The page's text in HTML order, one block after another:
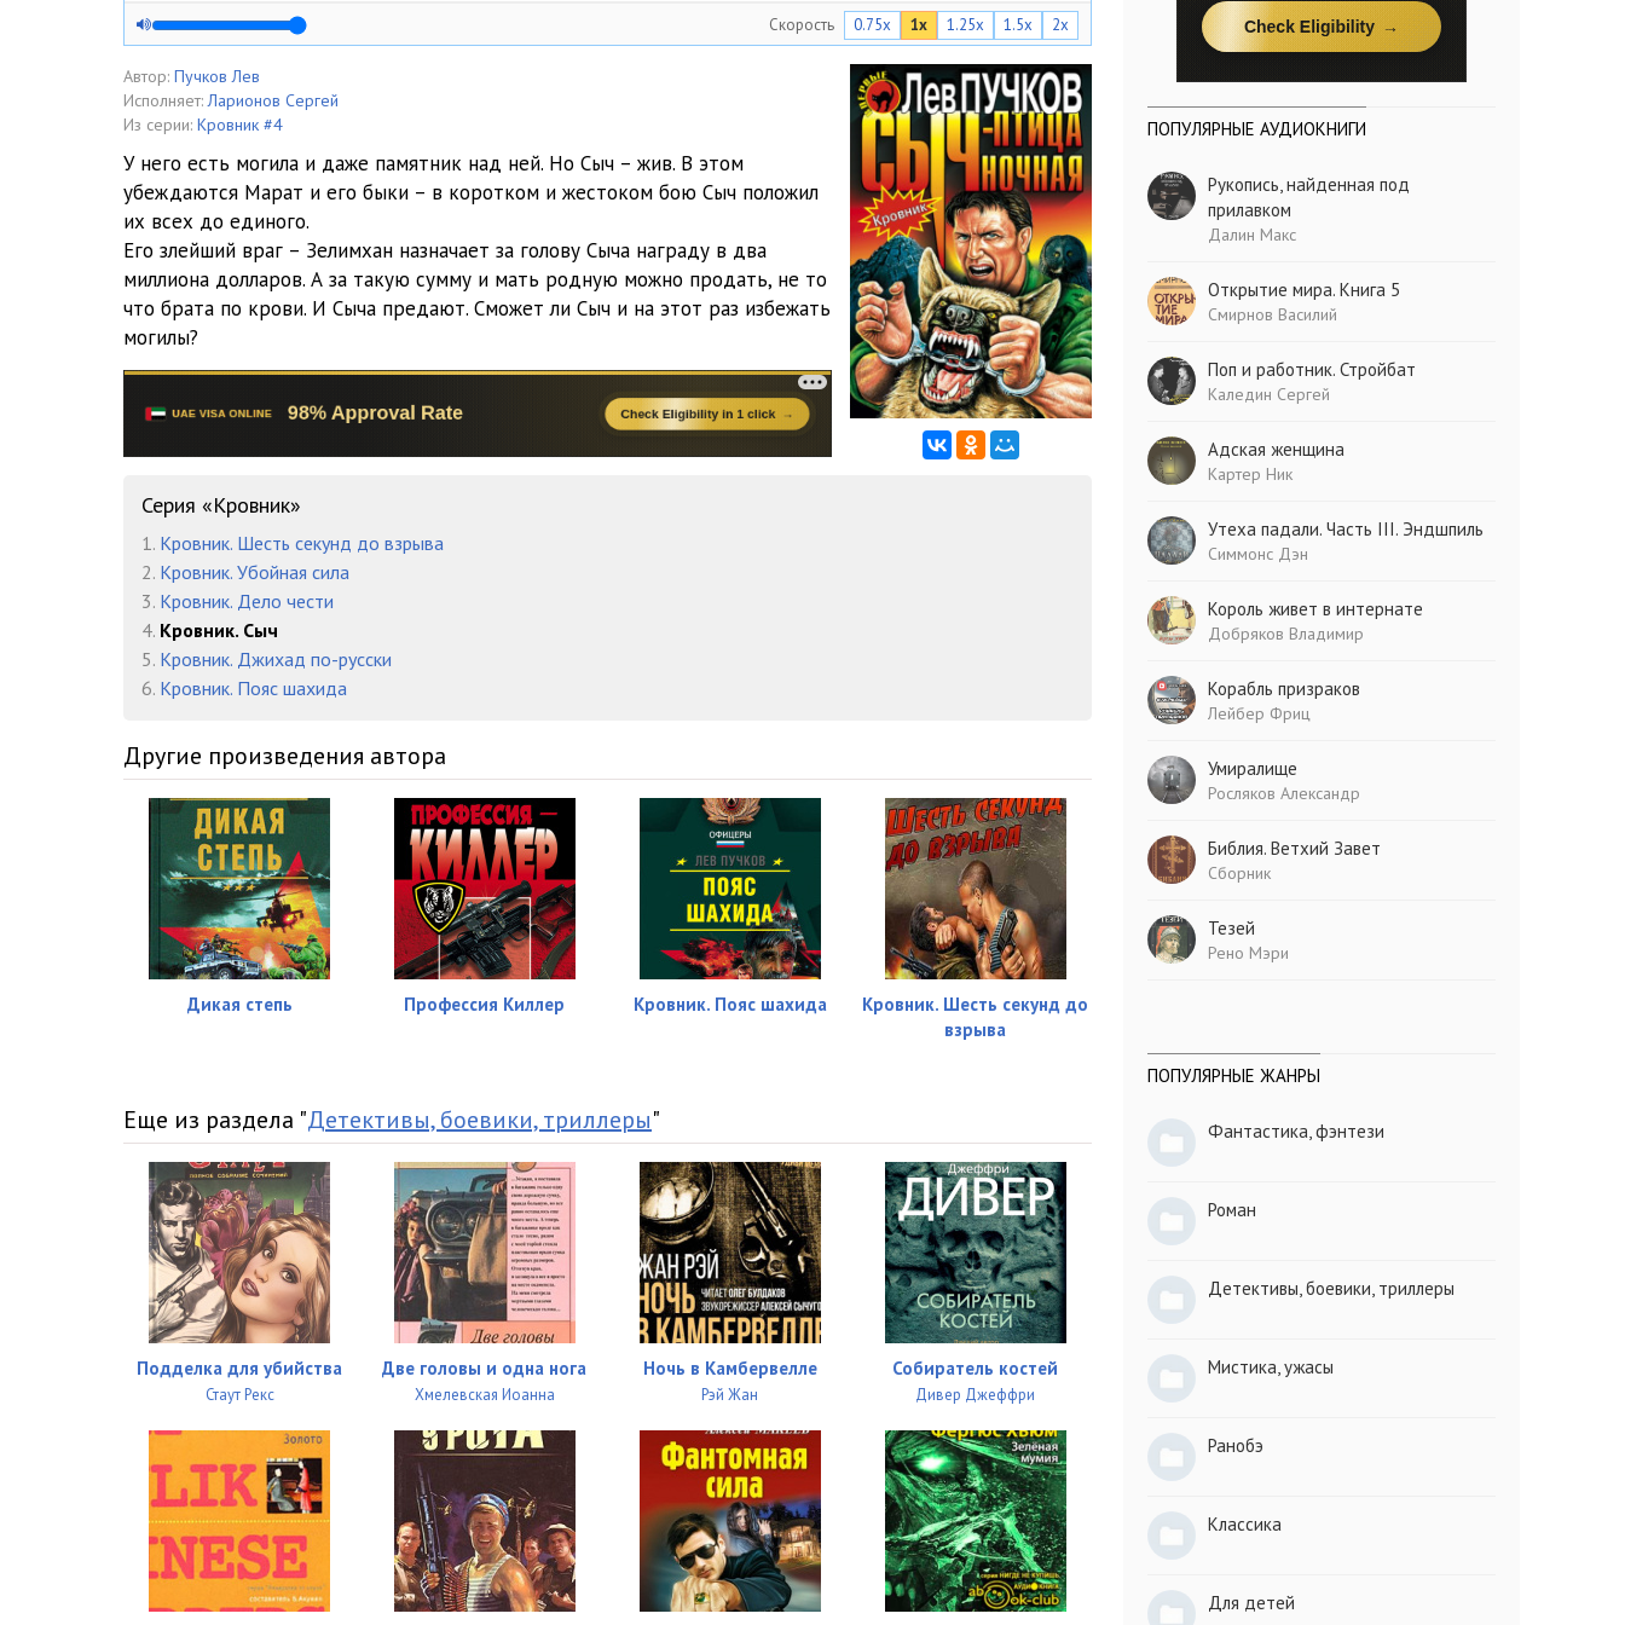
005 11:45
006 12:59
007 10:15
008 11:54
009 11:09
08:47
011 11:25
09:40
013 06:44
014
015
016
017
018
019
020
021 11:05
06:14
023 08:27
09:36
028 10:39
029 09:39
030 11:45
031 09:19
032 08:01
033 09:38
034 09:55
035 10:20
036 10:17
037 11:57
Скорость 0.75x 1x 1.25x 1.5x 2x
Автор: Пучков Лев
Исполняет: Ларионов Сергей
Из серии: Кровник #4
У него есть могила и даже памятник над ней. Но Сыч – жив. В этом
убеждаются Марат и его быки – в коротком и жестоком бою Сыч положил
их всех до единого.
Его злейший враг – Зелимхан назначает за голову Сыча награду в два
миллиона долларов. А за такую сумму и мать родную можно продать, не то
что брата по крови. И Сыча предают. Сможет ли Сыч и на этот раз избежать
могилы?
Серия «Кровник»
1. Кровник. Шесть секунд до взрыва
2. Кровник. Убойная сила
3. Кровник. Дело чести
4. Кровник. Сыч
5. Кровник. Джихад по-русски
6. Кровник. Пояс шахида
Другие произведения автора
Дикая степь Профессия Киллер Кровник. Пояс шахида
Кровник. Шесть секунд до
взрыва
Еще из раздела "Детективы, боевики, триллеры"
Подделка для убийства
Стаут Рекс
Две головы и одна нога
Хмелевская Иоанна
Ночь в Камбервелле
Рэй Жан
Собиратель костей
Дивер Джеффри
ПОПУЛЯРНЫЕ АУДИОКНИГИ
Рукопись, найденная под
прилавком
Далин Макс
Открытие мира. Книга 5
Смирнов Василий
Поп и работник. Стройбат
Каледин Сергей
Адская женщина
Картер Ник
Утеха падали. Часть III. Эндшпиль
Симмонс Дэн
Король живет в интернате
Добряков Владимир
Корабль призраков
Лейбер Фриц
Умиралище
Росляков Александр
Библия. Ветхий Завет
Сборник
Тезей
Рено Мэри
ПОПУЛЯРНЫЕ ЖАНРЫ
Фантастика, фэнтези
Роман
Детективы, боевики, триллеры
Мистика, ужасы
Ранобэ
Классика
Для детей